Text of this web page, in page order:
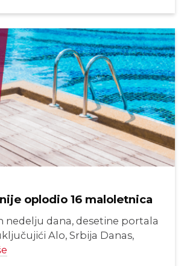
oplodio 16 maloletnica
nedelju dana, desetine portala
Alo, Srbija Danas,